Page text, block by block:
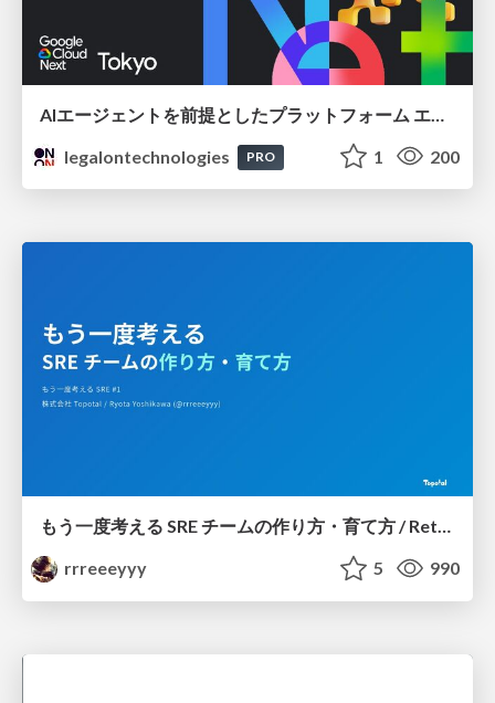
legalontechnologies
PRO 1 200
もう一度考える SRE チームの作り方・育て方 / Rethinking SRE #1: Building and Growing SRE Teams
rrreeeyyy
5 990